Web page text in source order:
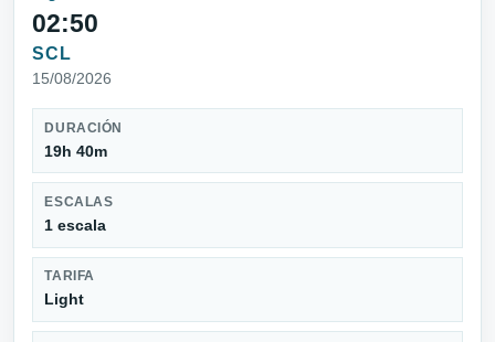
02:50
SCL
15/08/2026
DURACIÓN
19h 40m
ESCALAS
1 escala
TARIFA
Light